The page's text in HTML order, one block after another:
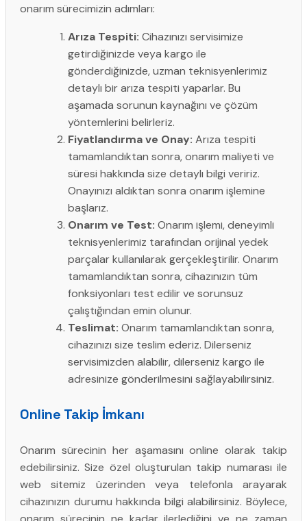
onarım sürecimizin adımları:
Arıza Tespiti: Cihazınızı servisimize
getirdiğinizde veya kargo ile
gönderdiğinizde, uzman teknisyenlerimiz
detaylı bir arıza tespiti yaparlar. Bu
aşamada sorunun kaynağını ve çözüm
yöntemlerini belirleriz.
Fiyatlandırma ve Onay: Arıza tespiti
tamamlandıktan sonra, onarım maliyeti ve
süresi hakkında size detaylı bilgi veririz.
Onayınızı aldıktan sonra onarım işlemine
başlarız.
Onarım ve Test: Onarım işlemi, deneyimli
teknisyenlerimiz tarafından orijinal yedek
parçalar kullanılarak gerçekleştirilir. Onarım
tamamlandıktan sonra, cihazınızın tüm
fonksiyonları test edilir ve sorunsuz
çalıştığından emin olunur.
Teslimat: Onarım tamamlandıktan sonra,
cihazınızı size teslim ederiz. Dilerseniz
servisimizden alabilir, dilerseniz kargo ile
adresinize gönderilmesini sağlayabilirsiniz.
Online Takip İmkanı
Onarım sürecinin her aşamasını online olarak takip
edebilirsiniz. Size özel oluşturulan takip numarası ile
web sitemiz üzerinden veya telefonla arayarak
cihazınızın durumu hakkında bilgi alabilirsiniz. Böylece,